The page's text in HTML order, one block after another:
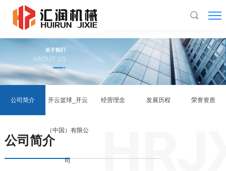
开云篮球_开云（中国）有限公司
公司简介 开云篮球_开云
（中国）有限公
司
经营理念 发展历程 荣誉资质
公司简介